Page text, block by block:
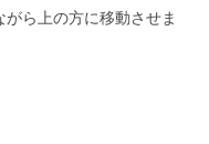
ら上の方に移動させま